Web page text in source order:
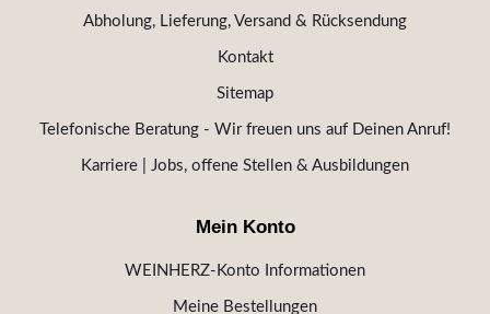
Abholung, Lieferung, Versand & Rücksendung
Kontakt
Sitemap
Telefonische Beratung - Wir freuen uns auf Deinen Anruf!
Karriere | Jobs, offene Stellen & Ausbildungen
Mein Konto
WEINHERZ-Konto Informationen
Meine Bestellungen